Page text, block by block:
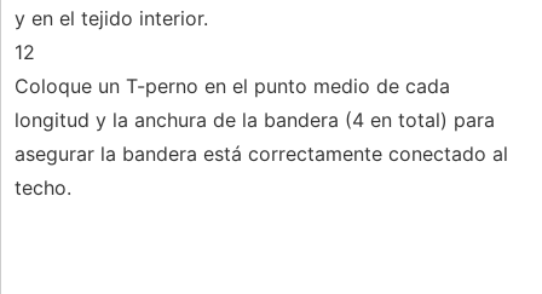
y en el tejido interior.
12
Coloque un T-perno en el punto medio de cada
longitud y la anchura de la bandera (4 en total) para
asegurar la bandera está correctamente conectado al
techo.